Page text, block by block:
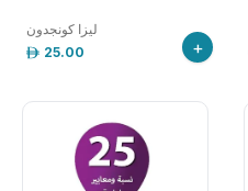
ليزا كونجدون
25.00
+